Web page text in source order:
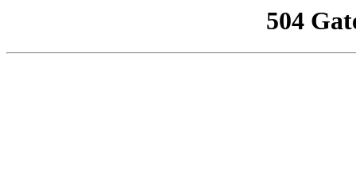
504